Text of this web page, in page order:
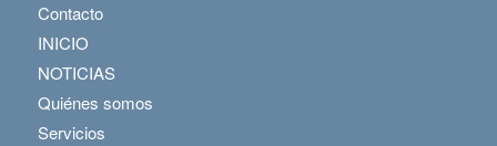
Contacto
INICIO
NOTICIAS
Quiénes somos
Servicios